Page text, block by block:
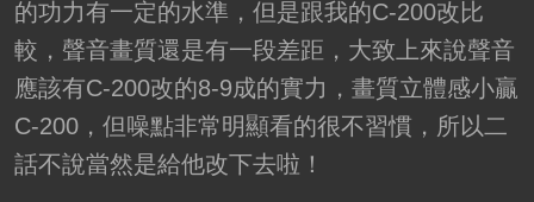
的功力有一定的水準，但是跟我的C-200改比
較，聲音畫質還是有一段差距，大致上來說聲音
應該有C-200改的8-9成的實力，畫質立體感小贏
C-200，但噪點非常明顯看的很不習慣，所以二
話不說當然是給他改下去啦！